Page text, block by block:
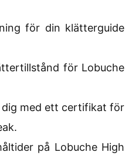
för din klätterguide
för Lobuche
med ett certifikat för
på Lobuche High